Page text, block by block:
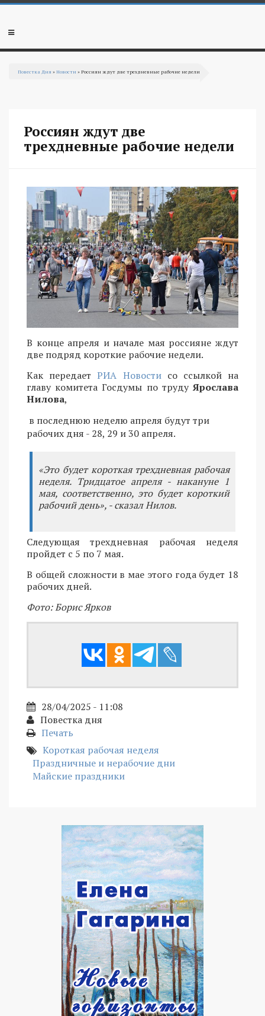
Перейти к основному содержанию
Мобильное
Повестка Дня »Новости » Россиян ждут две трехдневные рабочие недели
Россиян ждут две
трехдневные рабочие недели
В конце апреля и начале мая россияне ждут
две подряд короткие рабочие недели.
Как передаетРИА Новостисо ссылкой на
главу комитета Госдумы по трудуЯрослава
Нилова,
в последнюю неделю апреля будут три
рабочих дня - 28, 29 и 30 апреля.
«Это будет короткая трехдневная рабочая
неделя. Тридцатое апреля - накануне 1
мая, соответственно, это будет короткий
рабочий день», - сказал Нилов.
Следующая трехдневная рабочая неделя
пройдет с 5 по 7 мая.
В общей сложности в мае этого года будет 18
рабочих дней.
Фото: Борис Ярков
28/04/2025 - 11:08
Повестка дня
Печать
Короткая рабочая неделя
Праздничные и нерабочие дни
Майские праздники